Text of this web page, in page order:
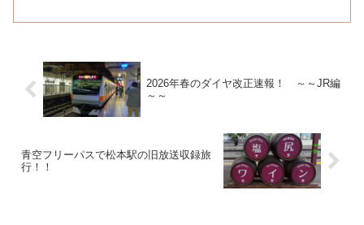
2026年春のダイヤ改正速報！ ～～JR編
～～
青空フリーパスで松本駅の旧放送収録旅
行！！